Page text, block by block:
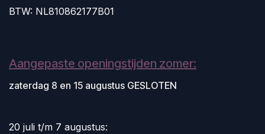
BTW: NL810862177B01
Aangepaste openingstijden zomer:
zaterdag 8 en 15 augustus GESLOTEN
20 juli t/m 7 augustus: